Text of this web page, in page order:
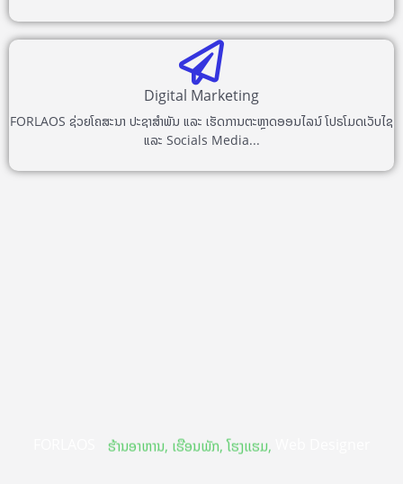
Digital Marketing
FORLAOS ຊ່ວຍໂຄສະນາ ປະຊາສຳພັນ ແລະ ເຮັດການຕະຫຼາດອອນໄລນ໌ ໂປຣໂມດເວັບໄຊ
ແລະ Socials Media...
ຮ້ານອາຫານ, ເຮືອນພັກ, ໂຮງແຮມ,